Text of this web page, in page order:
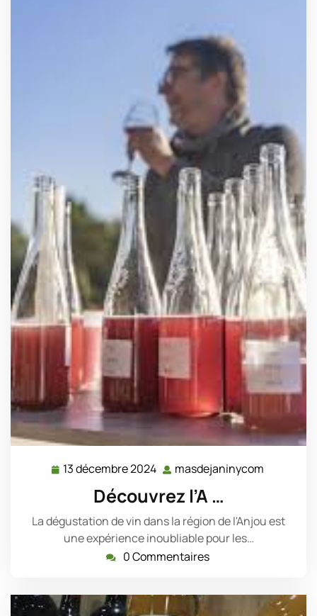
13 décembre 2024 13
décembre
2024
masdejaninycom
Découvrez l’A …
La dégustation de vin dans la région de l'Anjou est
une expérience inoubliable pour les…
0 Commentaires